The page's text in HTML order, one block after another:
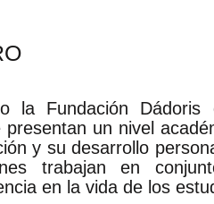
la Fundación Dádoris
un nivel
y su desarrollo
trabajan en
en la vida de los